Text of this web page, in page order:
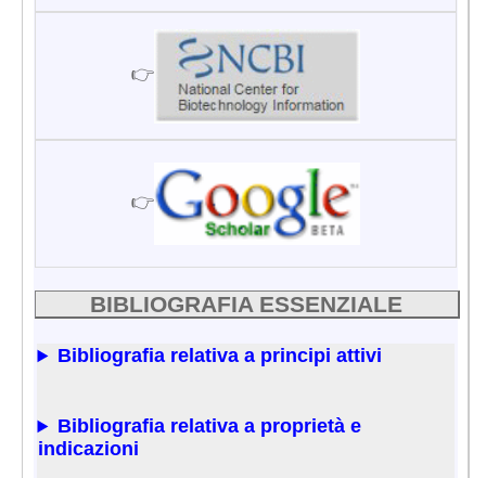
👉
👉
BIBLIOGRAFIA ESSENZIALE
Bibliografia relativa a principi attivi
Bibliografia relativa a proprietà e
indicazioni